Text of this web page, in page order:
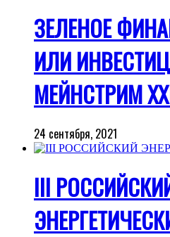
ЗЕЛЕНОЕ
ИЛИ
МЕЙНСТРИМ
24 сентября, 2021
III